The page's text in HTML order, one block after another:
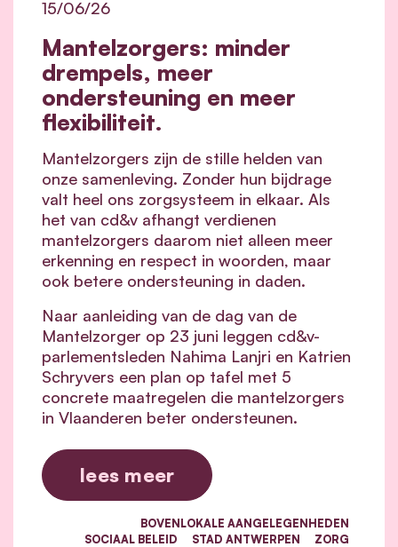
Mantelzorgers: minder
drempels, meer
ondersteuning en meer
flexibiliteit.
15/06/26
Mantelzorgers zijn de stille helden van
onze samenleving. Zonder hun bijdrage
valt heel ons zorgsysteem in elkaar. Als
het van cd&v afhangt verdienen
mantelzorgers daarom niet alleen meer
erkenning en respect in woorden, maar
ook betere ondersteuning in daden.
Naar aanleiding van de dag van de
Mantelzorger op 23 juni leggen cd&v-
parlementsleden Nahima Lanjri en Katrien
Schryvers een plan op tafel met 5
concrete maatregelen die mantelzorgers
in Vlaanderen beter ondersteunen.
lees meer
BOVENLOKALE AANGELEGENHEDEN
SOCIAAL BELEID
STAD ANTWERPEN ZORG